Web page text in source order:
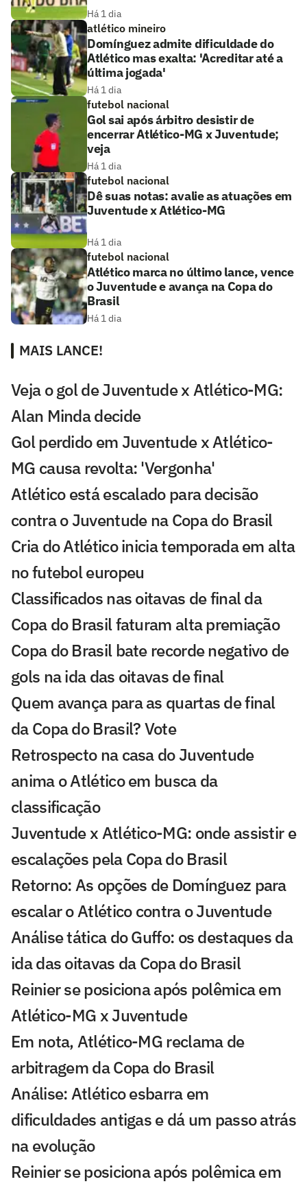
Há 1 dia
atlético mineiro
Domínguez admite dificuldade do
Atlético mas exalta: 'Acreditar até a
última jogada'
Há 1 dia
futebol nacional
Gol sai após árbitro desistir de
encerrar Atlético-MG x Juventude;
veja
Há 1 dia
futebol nacional
Dê suas notas: avalie as atuações em
Juventude x Atlético-MG
Há 1 dia
futebol nacional
Atlético marca no último lance, vence
o Juventude e avança na Copa do
Brasil
Há 1 dia
MAIS LANCE!
Veja o gol de Juventude x Atlético-MG:
Alan Minda decide
Gol perdido em Juventude x Atlético-
MG causa revolta: 'Vergonha'
Atlético está escalado para decisão
contra o Juventude na Copa do Brasil
Cria do Atlético inicia temporada em alta
no futebol europeu
Classificados nas oitavas de final da
Copa do Brasil faturam alta premiação
Copa do Brasil bate recorde negativo de
gols na ida das oitavas de final
Quem avança para as quartas de final
da Copa do Brasil? Vote
Retrospecto na casa do Juventude
anima o Atlético em busca da
classificação
Juventude x Atlético-MG: onde assistir e
escalações pela Copa do Brasil
Retorno: As opções de Domínguez para
escalar o Atlético contra o Juventude
Análise tática do Guffo: os destaques da
ida das oitavas da Copa do Brasil
Reinier se posiciona após polêmica em
Atlético-MG x Juventude
Em nota, Atlético-MG reclama de
arbitragem da Copa do Brasil
Análise: Atlético esbarra em
dificuldades antigas e dá um passo atrás
na evolução
Reinier se posiciona após polêmica em